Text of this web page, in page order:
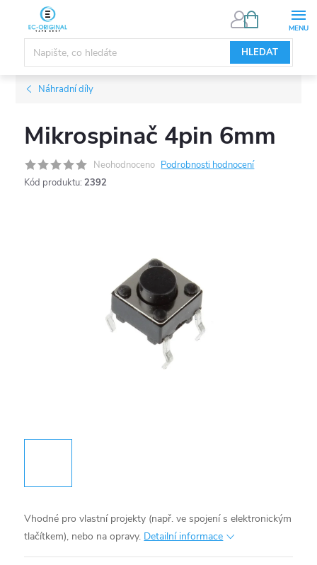
obsah
HLEDAT
NÁKUPNÍ
Náhradní díly
Mikrospinač 4pin 6mm
Neohodnoceno Podrobnosti hodnocení
Kód produktu: 2392
Vhodné pro vlastní projekty (např. ve spojení s elektronickým
tlačítkem), nebo na opravy. Detailní informace